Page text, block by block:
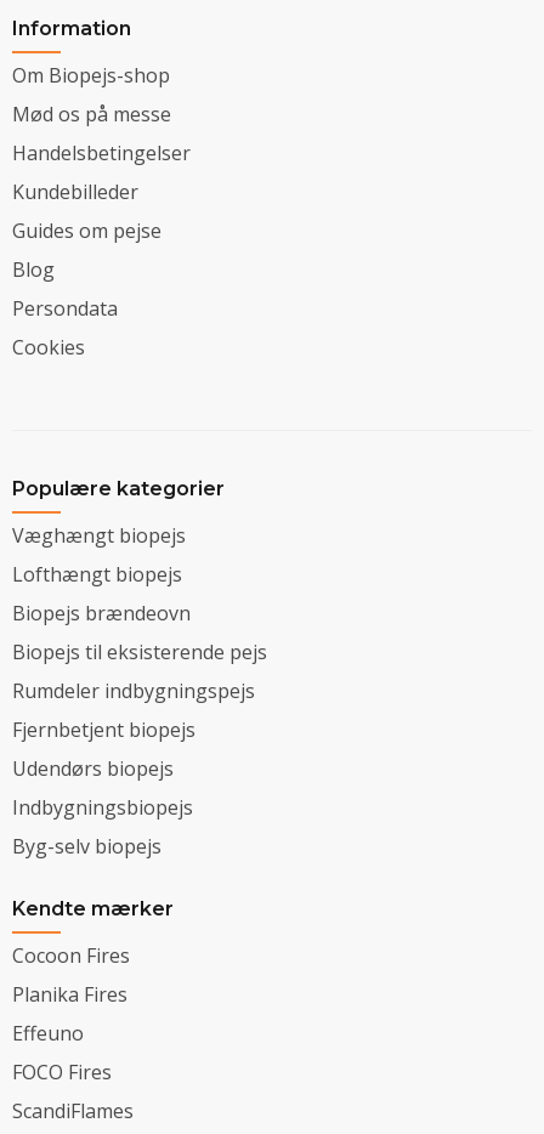
Information
Om Biopejs-shop
Mød os på messe
Handelsbetingelser
Kundebilleder
Guides om pejse
Blog
Persondata
Cookies
Populære kategorier
Væghængt biopejs
Lofthængt biopejs
Biopejs brændeovn
Biopejs til eksisterende pejs
Rumdeler indbygningspejs
Fjernbetjent biopejs
Udendørs biopejs
Indbygningsbiopejs
Byg-selv biopejs
Kendte mærker
Cocoon Fires
Planika Fires
Effeuno
FOCO Fires
ScandiFlames